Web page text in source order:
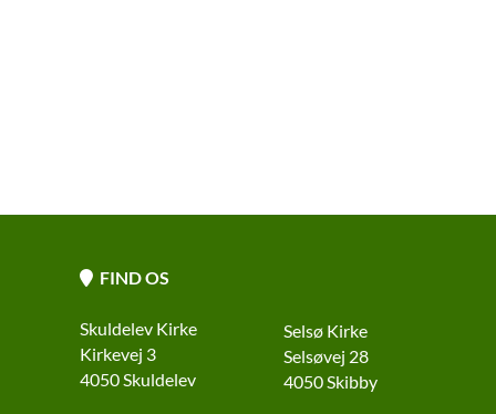
 FIND OS
Skuldelev Kirke
Kirkevej 3
4050 Skuldelev
Selsø Kirke
Selsøvej 28
4050 Skibby